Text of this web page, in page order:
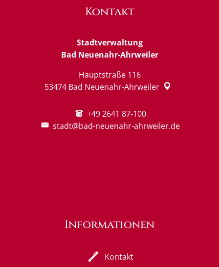
Kontakt
Stadtverwaltung
Bad Neuenahr-Ahrweiler
Hauptstraße 116
53474 Bad Neuenahr-Ahrweiler
+49 2641 87-100
stadt@bad-neuenahr-ahrweiler.de
Informationen
Kontakt